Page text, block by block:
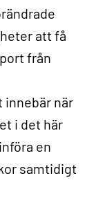
att få
från
innebär när
i det här
en
samtidigt